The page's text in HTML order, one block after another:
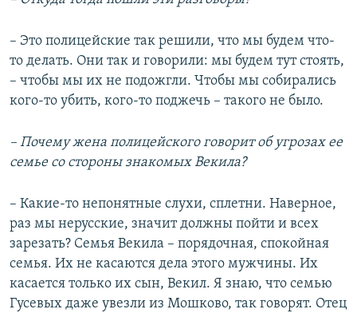
– Это полицейские так решили, что мы будем что-
то делать. Они так и говорили: мы будем тут стоять,
– чтобы мы их не подожгли. Чтобы мы собирались
кого-то убить, кого-то поджечь – такого не было.
– Почему жена полицейского говорит об угрозах ее
семье со стороны знакомых Векила?
– Какие-то непонятные слухи, сплетни. Наверное,
раз мы нерусские, значит должны пойти и всех
зарезать? Семья Векила – порядочная, спокойная
семья. Их не касаются дела этого мужчины. Их
касается только их сын, Векил. Я знаю, что семью
Гусевых даже увезли из Мошково, так говорят. Отец